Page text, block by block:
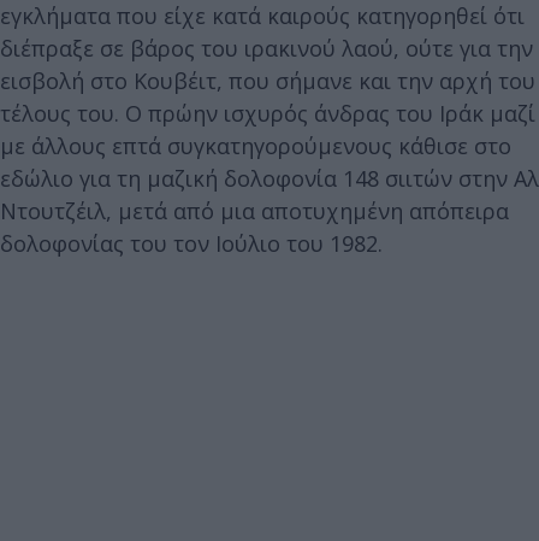
εγκλήματα που είχε κατά καιρούς κατηγορηθεί ότι
διέπραξε σε βάρος του ιρακινού λαού, ούτε για την
εισβολή στο Κουβέιτ, που σήμανε και την αρχή του
τέλους του. Ο πρώην ισχυρός άνδρας του Ιράκ μαζί
με άλλους επτά συγκατηγορούμενους κάθισε στο
εδώλιο για τη μαζική δολοφονία 148 σιιτών στην Αλ
Ντουτζέιλ, μετά από μια αποτυχημένη απόπειρα
δολοφονίας του τον Ιούλιο του 1982.